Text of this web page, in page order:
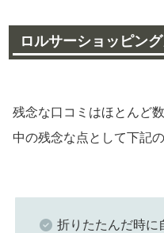
ロルサーショッピン
残念な口コミはほとんど
中の残念な点として下記
折りたたんだ時に